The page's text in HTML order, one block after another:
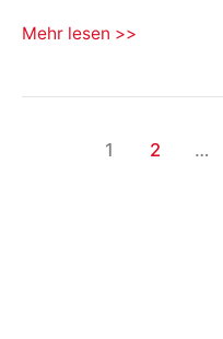
Zum
von
Mehr lesen >>
1 2 …